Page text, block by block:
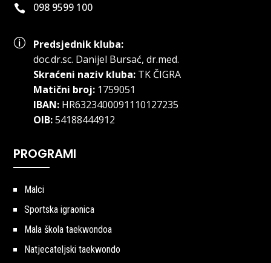
 098 9599 100
p
Predsjednik kluba:
doc.dr.sc. Danijel Bursać, dr.med.
Skraćeni naziv kluba:TK ČIGRA
Matični broj:1759051
IBAN:HR6323400091110127235
OIB:54188444912
PROGRAMI
Malci
Sportska igraonica
Mala škola taekwondoa
Natjecateljski taekwondo